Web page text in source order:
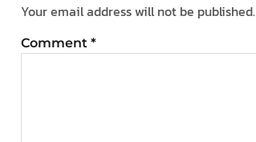
Your email address will not be published.
Comment *